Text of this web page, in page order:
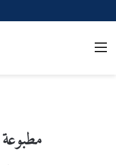
ملتقى وطني بعنوان: